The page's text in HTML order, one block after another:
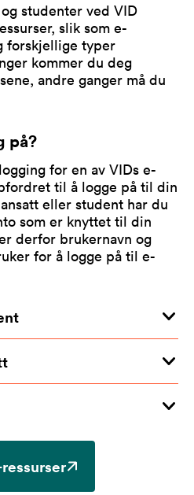
studenter ved VID
slik som e-
forskjellige typer
kommer du deg
andre ganger må du
på?
for en av VIDs e-
til å logge på til din
eller student har du
som er knyttet til din
derfor brukernavn og
for å logge på til e-